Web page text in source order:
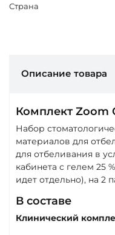
Страна
Описание товара
Комплект Zoom
Набор
материалов для
для отбеливания в
кабинета с гелем 25
идет отдельно), на 2
В составе
Клинический